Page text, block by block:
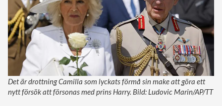
Det är drottning Camilla som lyckats förmå sin make att göra ett
nytt försök att försonas med prins Harry. Bild: Ludovic Marin/AP/TT